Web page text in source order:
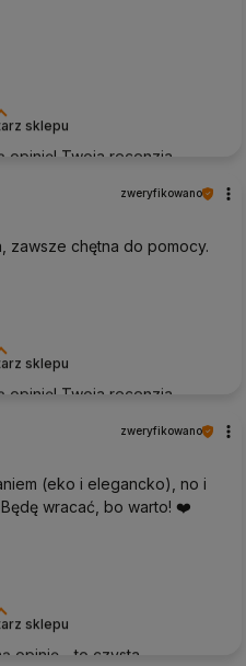
sklepu
opinię! Twoja recenzja
obsługa sklepu.
sklepu
opinię! Twoja recenzja
obsługa sklepu.
zweryfikowano
zawsze chętna do pomocy.
sklepu
opinię - to czysta
zweryfikowano
(eko i elegancko), no i
wracać, bo warto! ❤️